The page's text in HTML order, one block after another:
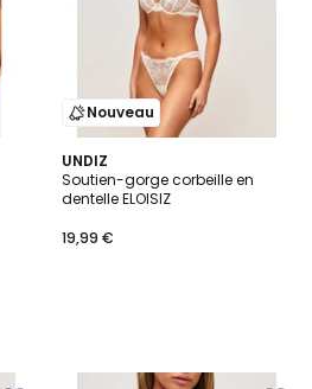
Nouveau
UNDIZ
Soutien-gorge corbeille en
dentelle ELOISIZ
19,99 €